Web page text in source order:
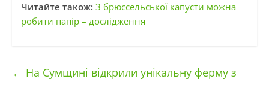
Читайте також: З брюссельської капусти можна
робити папір – дослідження
← На Сумщині відкрили унікальну ферму з